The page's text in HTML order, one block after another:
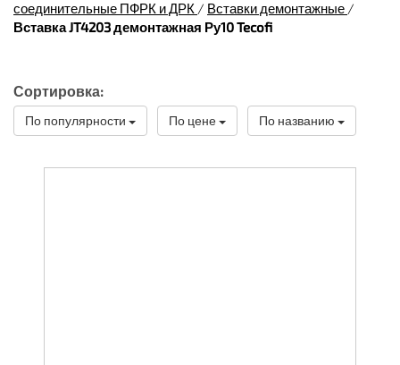
соединительные ПФРК и ДРК / Вставки демонтажные /
Вставка JT4203 демонтажная Ру10 Tecofi
Сортировка:
По популярности По цене По названию